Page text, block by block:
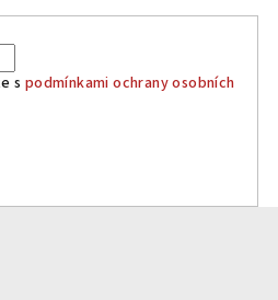
s podmínkami ochrany osobních